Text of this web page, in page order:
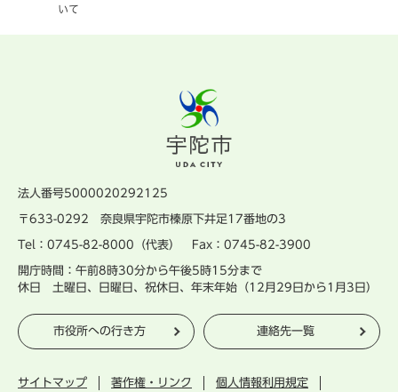
いて
法人番号5000020292125
〒633-0292 奈良県宇陀市榛原下井足17番地の3
Tel：0745-82-8000（代表） Fax：0745-82-3900
開庁時間：午前8時30分から午後5時15分まで
休日 土曜日、日曜日、祝休日、年末年始（12月29日から1月3日）
市役所への行き方 連絡先一覧
サイトマップ 著作権・リンク 個人情報利用規定